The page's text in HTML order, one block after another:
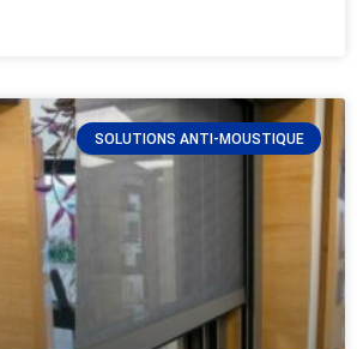
SOLUTIONS ANTI-MOUSTIQUE